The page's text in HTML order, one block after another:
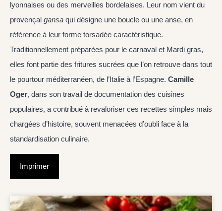
lyonnaises ou des merveilles bordelaises. Leur nom vient du
provençal gansa qui désigne une boucle ou une anse, en
référence à leur forme torsadée caractéristique.
Traditionnellement préparées pour le carnaval et Mardi gras,
elles font partie des fritures sucrées que l’on retrouve dans tout
le pourtour méditerranéen, de l’Italie à l’Espagne. Camille
Oger, dans son travail de documentation des cuisines
populaires, a contribué à revaloriser ces recettes simples mais
chargées d’histoire, souvent menacées d’oubli face à la
standardisation culinaire.
Imprimer